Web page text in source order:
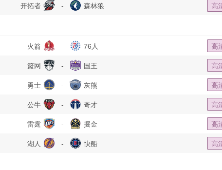
开拓者 - 森林狼 高
火箭 - 76人
高
篮网 - 国王
高
勇士 - 灰熊
高
公牛 - 奇才
高
雷霆 - 掘金
高
湖人 - 快船 高